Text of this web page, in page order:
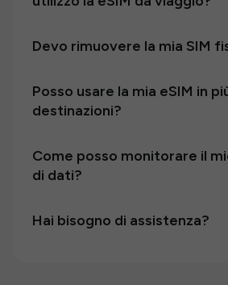
Devo rimuovere la mia SIM
Posso usare la mia eSIM in
destinazioni?
Come posso monitorare il
di dati?
Hai bisogno di assistenza?